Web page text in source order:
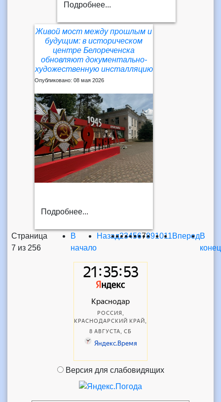
Подробнее...
Живой мост между прошлым и
будущим: в историческом
центре Белореченска
обновляют документально-
художественную инсталляцию
Опубликовано: 08 мая 2026
Подробнее...
Страница
7 из 256
В
начало
Назад234567891011ВпередВ
конец
Версия для слабовидящих